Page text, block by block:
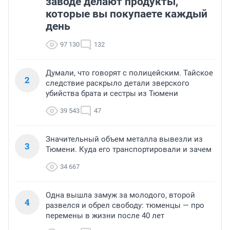
которые вы покупаете каждый
день
97 130 132
2
Думали, что говорят с полицейским. Тайское
следствие раскрыло детали зверского
убийства брата и сестры из Тюмени
39 543 47
3
Значительный объем металла вывезли из
Тюмени. Куда его транспортировали и зачем
34 667
4
Одна вышла замуж за молодого, второй
развелся и обрел свободу: тюменцы — про
перемены в жизни после 40 лет